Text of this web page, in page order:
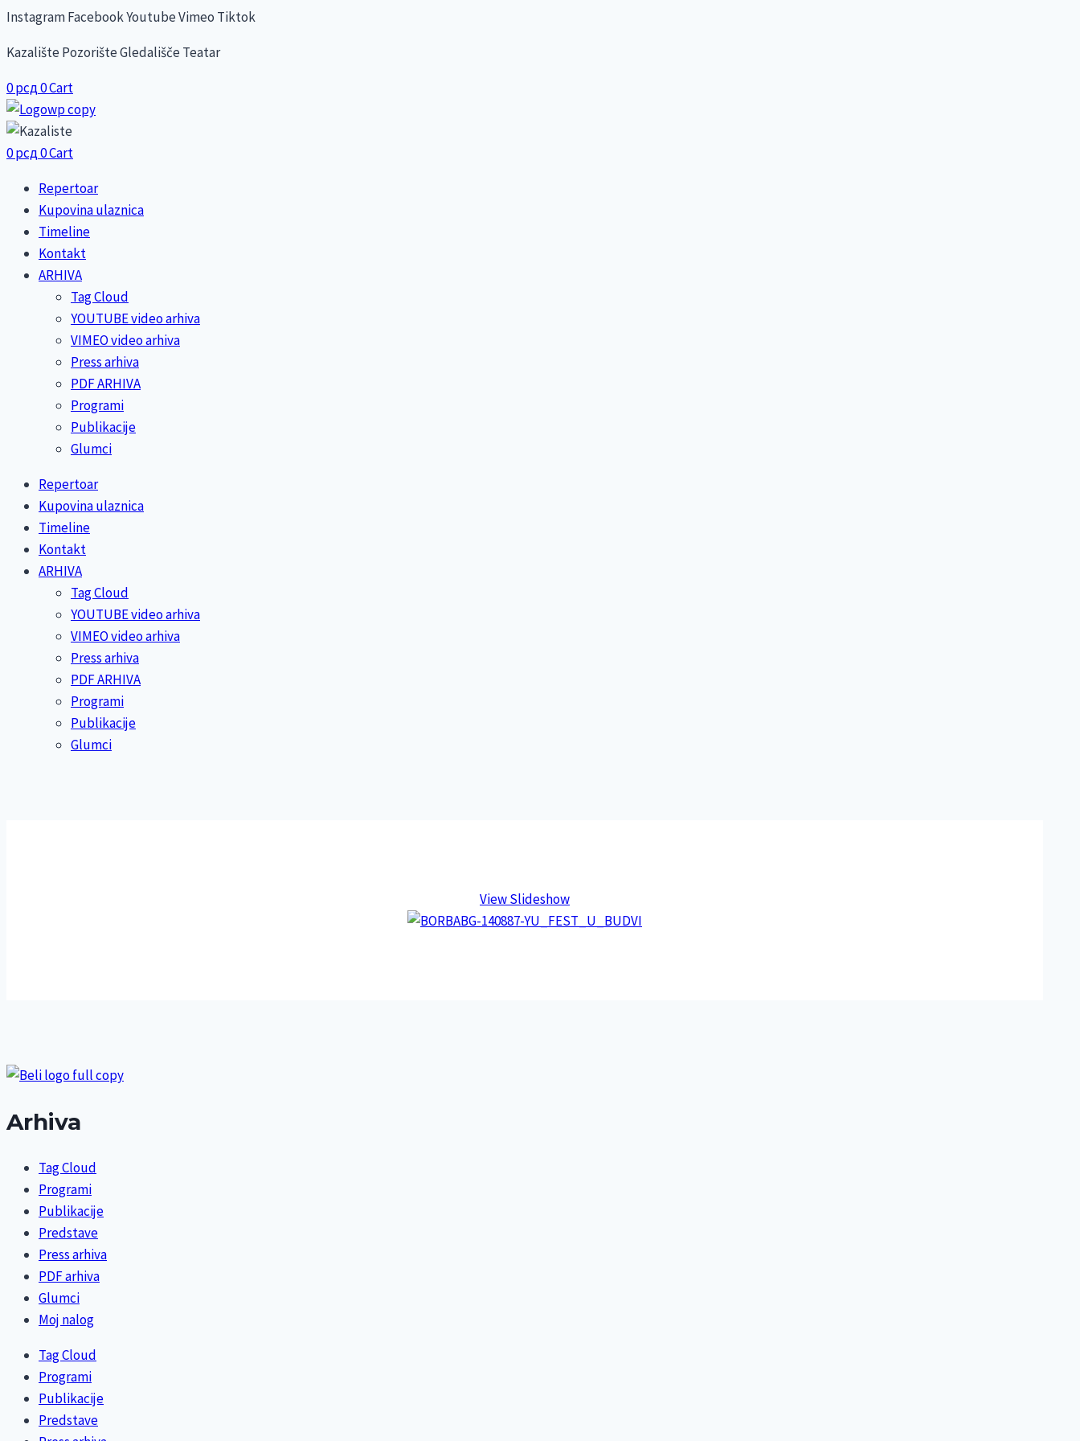
Skip
content
InstagramFacebookYoutubeVimeo Tiktok
Kazalište Pozorište Gledališče Teatar
0рсд0Cart
0рсд0Cart
Repertoar
Kupovina ulaznica
Timeline
Kontakt
ARHIVA
Tag Cloud
YOUTUBE video arhiva
VIMEO video arhiva
Press arhiva
PDF ARHIVA
Programi
Publikacije
Glumci
Repertoar
Kupovina ulaznica
Timeline
Kontakt
ARHIVA
Tag Cloud
YOUTUBE video arhiva
VIMEO video arhiva
Press arhiva
PDF ARHIVA
Programi
Publikacije
Glumci
View Slideshow
Arhiva
Tag Cloud
Programi
Publikacije
Predstave
Press arhiva
PDF arhiva
Glumci
Moj nalog
Tag Cloud
Programi
Publikacije
Predstave